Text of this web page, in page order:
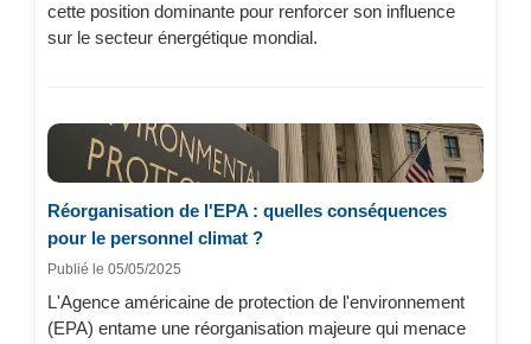
cette position dominante pour renforcer son influence
sur le secteur énergétique mondial.
Réorganisation de l'EPA : quelles conséquences
pour le personnel climat ?
Publié le 05/05/2025
L'Agence américaine de protection de l'environnement
(EPA) entame une réorganisation majeure qui menace